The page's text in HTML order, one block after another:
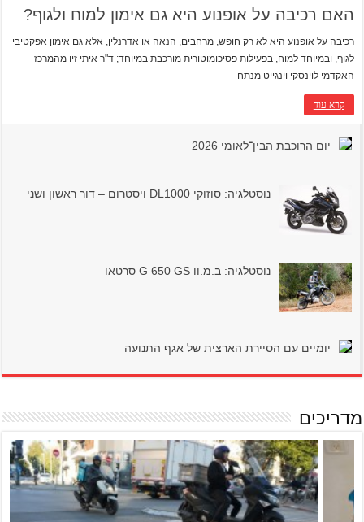
האם רכיבה על אופנוע היא גם אימון למוח ולגוף?
רכיבה על אופנוע היא לא רק חופש, מרחבים, הנאה או אדרנלין, אלא גם אימון אפקטיבי
לגוף, ובמיוחד למוח, בפעילות פסיכומוטורית מורכבת במיוחד; ד"ר איתי זיו מהמרכז
האקדמי לוינסקי וינגייט מנתח
קרא עוד
יום הרוכבת הבין־לאומי 2026
נוסטלגיה: סוזוקי DL1000 ויסטרום – דור ראשון ושני
נוסטלגיה: ב.מ.וו G 650 GS סרטאו
יומיים עם הסיירת הארצית של אגף התנועה
מדריכים